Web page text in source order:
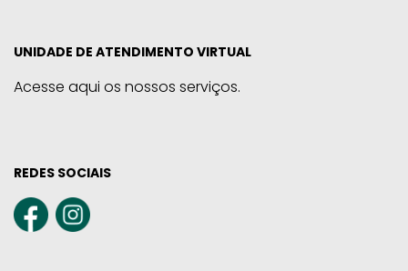
UNIDADE DE ATENDIMENTO VIRTUAL
Acesse aqui os nossos serviços.
REDES SOCIAIS